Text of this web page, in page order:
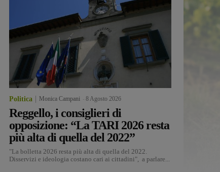
Politica Monica Campani 8 Agosto 2026
Reggello, i consiglieri di
opposizione: “La TARI 2026 resta
più alta di quella del 2022”
"La bolletta 2026 resta più alta di quella del 2022.
Disservizi e ideologia costano cari ai cittadini", a parlare...